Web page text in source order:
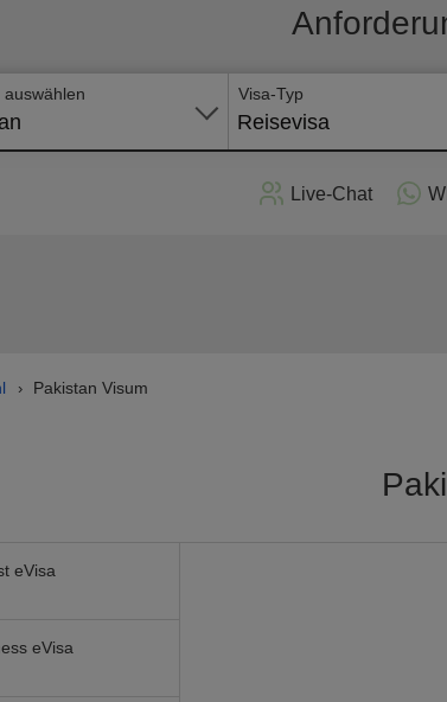
auswählen Visa-Typ
Reisevisa
Live-Chat
› Pakistan Visum
eVisa
eVisa